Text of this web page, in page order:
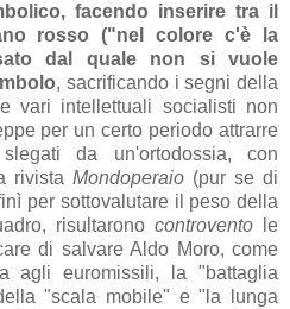
facendo inserire tra il
rosso ("nel colore c'è la
dal quale non si vuole
, sacrificando i segni della
vari intellettuali socialisti non
per un certo periodo attrarre
da un'ortodossia, con
rivista Mondoperaio (pur se di
per sottovalutare il peso della
risultarono controvento
le
di salvare Aldo Moro, come
agli euromissili, la "battaglia
"scala mobile" e "la lunga